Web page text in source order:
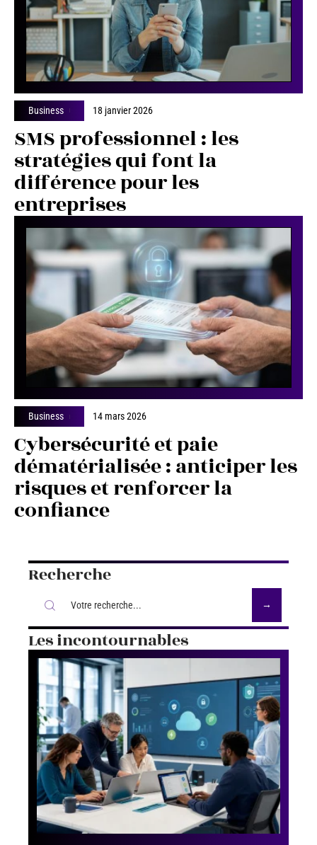
Business 18 janvier 2026
SMS professionnel : les
stratégies qui font la
différence pour les
entreprises
Business 14 mars 2026
Cybersécurité et paie
dématérialisée : anticiper les
risques et renforcer la
confiance
Recherche
Les incontournables